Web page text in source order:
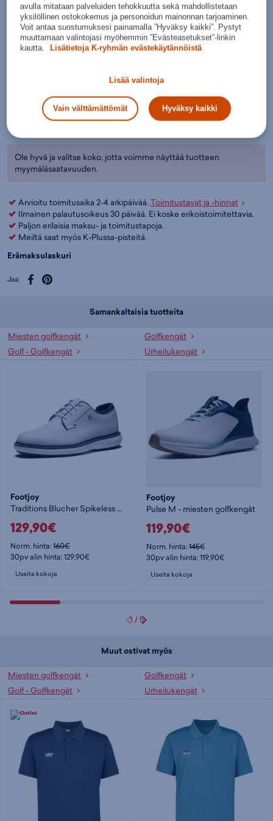
Valkoine
n
Valitse koko:
Tarkista saatavuus ja nouda myymälästä
Verkkokauppa:
Ole hyvä ja valitse koko, jotta voimme näyttää tuotteen
myymäläsaatavuuden.
Arvioitu toimitusaika 2-4 arkipäivää. Toimitustavat ja -hinnat
Ilmainen palautusoikeus 30 päivää. Ei koske erikoistoimitettavia.
Paljon erilaisia maksu- ja toimitustapoja.
Meiltä saat myös K-Plussa-pisteitä.
Erämaksulaskuri
Jaa:
Samankaltaisia tuotteita
Miesten golfkengät
Golfkengät
Golf - Golfkengät
Urheilukengät
Footjoy
Traditions Blucher Spikeless Wide - miesten golfkengät
129,90€
Norm. hinta:160€
30pv alin hinta: 129,90€
Useita kokoja
Footjoy
Pulse M - miesten golfkengät
119,90€
Norm. hinta:145€
30pv alin hinta: 119,90€
Useita kokoja
1 /5
Muut ostivat myös
Miesten golfkengät
Golfkengät
Golf - Golfkengät
Urheilukengät
avulla mitataan palveluiden tehokkuutta sekä mahdollistetaan
yksilöllinen ostokokemus ja personoidun mainonnan tarjoaminen.
Voit antaa suostumuksesi painamalla ”Hyväksy kaikki”. Pystyt
muuttamaan valintojasi myöhemmin ”Evästeasetukset”-linkin
kautta.
Lisätietoja K-ryhmän evästekäytännöistä
Lisää valintoja
Vain välttämättömät Hyväksy kaikki